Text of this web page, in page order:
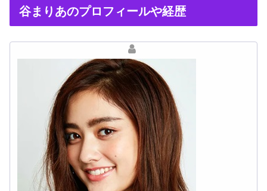
谷まりあのプロフィールや経歴